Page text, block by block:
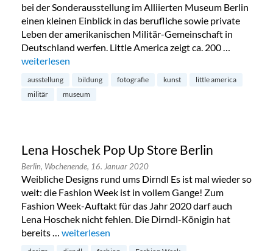
bei der Sonderausstellung im Alliierten Museum Berlin
einen kleinen Einblick in das berufliche sowie private
Leben der amerikanischen Militär-Gemeinschaft in
Deutschland werfen. Little America zeigt ca. 200 …
„Little America im Alliierten Museum in Dahlem“
weiterlesen
ausstellung bildung fotografie kunst
little america
militär
museum
Lena Hoschek Pop Up Store Berlin
Berlin, Wochenende, 16. Januar 2020
Weibliche Designs rund ums Dirndl Es ist mal wieder so
weit: die Fashion Week ist in vollem Gange! Zum
Fashion Week-Auftakt für das Jahr 2020 darf auch
Lena Hoschek nicht fehlen. Die Dirndl-Königin hat
bereits … „Lena Hoschek Pop Up Store Berlin“
weiterlesen